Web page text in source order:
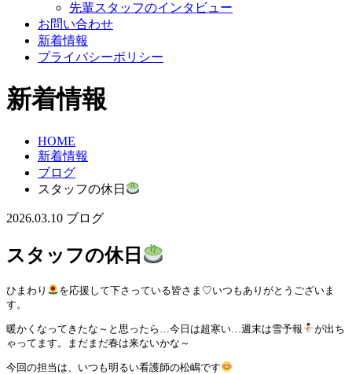
先輩スタッフのインタビュー
お問い合わせ
新着情報
プライバシーポリシー
新着情報
HOME
新着情報
ブログ
スタッフの休日
2026.03.10 ブログ
スタッフの休日
ひまわり
を応援して下さっている皆さま♡いつもありがとうございま
す。
暖かくなってきたな～と思ったら…今日は超寒い…週末は雪予報
が出ち
ゃってます。まだまだ春は来ないかな～
今回の担当は、いつも明るい看護師の松嶋です